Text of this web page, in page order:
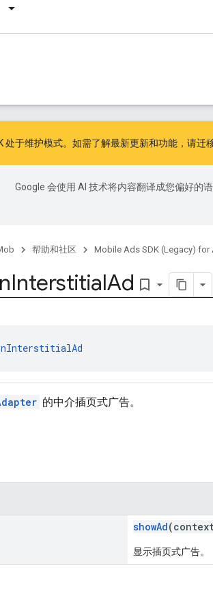
处于维护模式。如需了解最新更新和功能，请迁
Google 会使用 AI 技术将内容翻译成您偏好的
帮助和社区 Mobile Ads SDK (Legacy) for
InterstitialAd bookmark_border
的中介插页式广告。
showAd
显示插页式广告。